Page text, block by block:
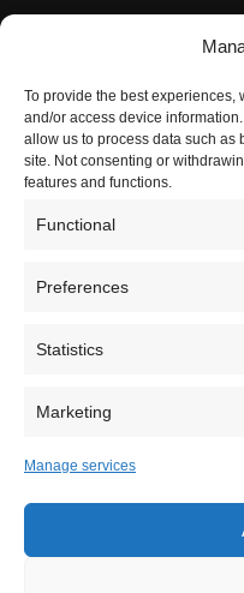
To provide the best experiences,
and/or access device
allow us to process data such as
site. Not consenting or
features and functions.
Functional
Preferences
Statistics
Marketing
Manage services
srede u 12h
Saradnja
Sva prava zadržava Sve o